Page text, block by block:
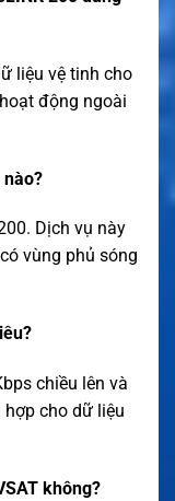
liệu vệ tinh cho
động ngoài
Dịch vụ này
vùng phủ sóng
chiều lên và
cho dữ liệu
không?